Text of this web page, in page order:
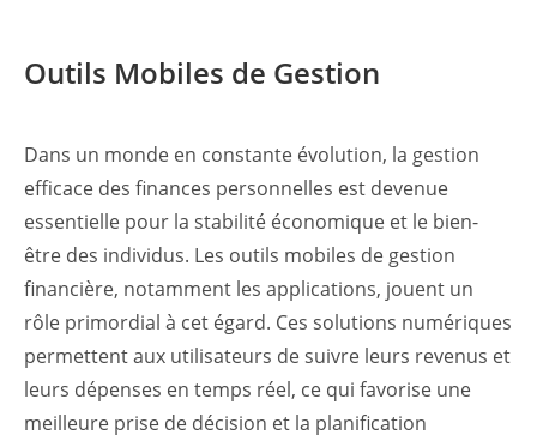
Outils Mobiles de Gestion
Dans un monde en constante évolution, la gestion
efficace des finances personnelles est devenue
essentielle pour la stabilité économique et le bien-
être des individus. Les outils mobiles de gestion
financière, notamment les applications, jouent un
rôle primordial à cet égard. Ces solutions numériques
permettent aux utilisateurs de suivre leurs revenus et
leurs dépenses en temps réel, ce qui favorise une
meilleure prise de décision et la planification